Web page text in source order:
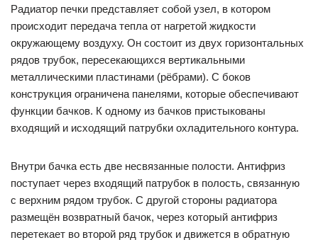
Радиатор печки представляет собой узел, в котором
происходит передача тепла от нагретой жидкости
окружающему воздуху. Он состоит из двух горизонтальных
рядов трубок, пересекающихся вертикальными
металлическими пластинами (рёбрами). С боков
конструкция ограничена панелями, которые обеспечивают
функции бачков. К одному из бачков пристыкованы
входящий и исходящий патрубки охладительного контура.
Внутри бачка есть две несвязанные полости. Антифриз
поступает через входящий патрубок в полость, связанную
с верхним рядом трубок. С другой стороны радиатора
размещён возвратный бачок, через который антифриз
перетекает во второй ряд трубок и движется в обратную